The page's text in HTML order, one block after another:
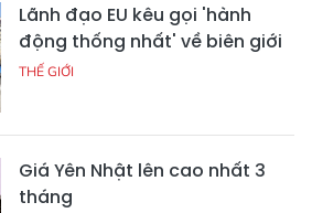
Lãnh đạo EU kêu gọi 'hành
động thống nhất' về biên giới
THẾ GIỚI
Giá Yên Nhật lên cao nhất 3
tháng